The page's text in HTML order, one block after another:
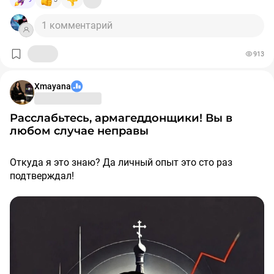
от депозита докупил замещаек - продолжаю верить в
ослабление рубля до конца года, но фьючи брать не
хочу, поэтому отыгрываю потенциальный рост
валюты через них. Ну и докупил крипту + переложил
1 комментарий
913
Xmayana
Расслабьтесь, армагеддонщики! Вы в
любом случае неправы
Откуда я это знаю? Да личный опыт это сто раз
подтверждал!
рассадник людей, делающих мрачные прогнозы по
котировкам индекса или акций.
Они всегда с уверенностью говорят о том, что нас